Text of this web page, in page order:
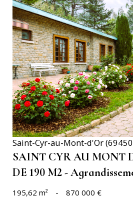
VOIR LE
Saint-Cyr-au-Mont-d'Or
SAINT CYR AU MONT
DE 190 M2 -
195,62 m² - 870 000 €